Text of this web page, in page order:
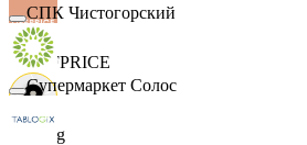
OFFPRICE
string
СПК Чистогорский
Супермаркет Солос